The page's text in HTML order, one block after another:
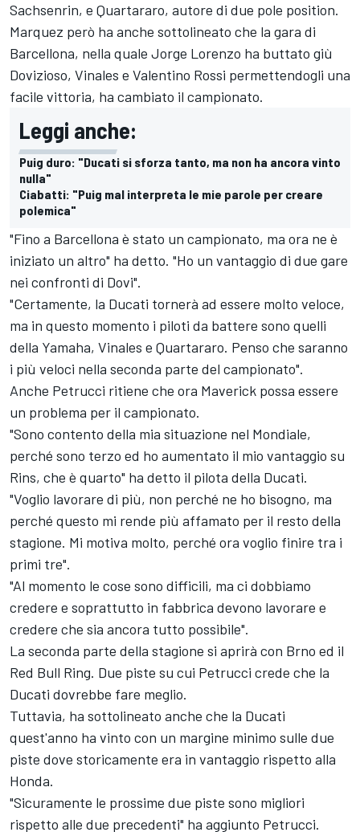
Sachsenrin, e Quartararo, autore di due pole position.
Marquez però ha anche sottolineato che la gara di
Barcellona, nella quale Jorge Lorenzo ha buttato giù
Dovizioso, Vinales e Valentino Rossi permettendogli una
facile vittoria, ha cambiato il campionato.
Leggi anche:
Puig duro: "Ducati si sforza tanto, ma non ha ancora vinto
nulla"
Ciabatti: "Puig mal interpreta le mie parole per creare
polemica"
"Fino a Barcellona è stato un campionato, ma ora ne è
iniziato un altro" ha detto. "Ho un vantaggio di due gare
nei confronti di Dovi".
"Certamente, la Ducati tornerà ad essere molto veloce,
ma in questo momento i piloti da battere sono quelli
della Yamaha, Vinales e Quartararo. Penso che saranno
i più veloci nella seconda parte del campionato".
Anche Petrucci ritiene che ora Maverick possa essere
un problema per il campionato.
"Sono contento della mia situazione nel Mondiale,
perché sono terzo ed ho aumentato il mio vantaggio su
Rins, che è quarto" ha detto il pilota della Ducati.
"Voglio lavorare di più, non perché ne ho bisogno, ma
perché questo mi rende più affamato per il resto della
stagione. Mi motiva molto, perché ora voglio finire tra i
primi tre".
"Al momento le cose sono difficili, ma ci dobbiamo
credere e soprattutto in fabbrica devono lavorare e
credere che sia ancora tutto possibile".
La seconda parte della stagione si aprirà con Brno ed il
Red Bull Ring. Due piste su cui Petrucci crede che la
Ducati dovrebbe fare meglio.
Tuttavia, ha sottolineato anche che la Ducati
quest'anno ha vinto con un margine minimo sulle due
piste dove storicamente era in vantaggio rispetto alla
Honda.
"Sicuramente le prossime due piste sono migliori
rispetto alle due precedenti" ha aggiunto Petrucci.